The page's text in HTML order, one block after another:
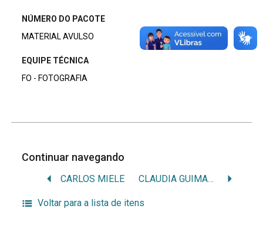
NÚMERO DO PACOTE
MATERIAL AVULSO
EQUIPE TÉCNICA
FO - FOTOGRAFIA
Continuar navegando
CARLOS MIELE CLAUDIA GUIMARÃES / CLAUDIA CRISTINA GUIMARÃES
Voltar para a lista de itens